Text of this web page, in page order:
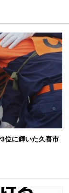
位に輝いた久喜市